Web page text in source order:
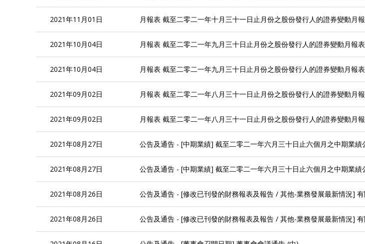
2021年11月01日 月報表 截至二零二一年十月三十一日止月份之股份發行人的證券變動月
2021年10月04日 月報表 截至二零二一年九月三十日止月份之股份發行人的證券變動月報
2021年10月04日 月報表 截至二零二一年九月三十日止月份之股份發行人的證券變動月報
2021年09月02日 月報表 截至二零二一年八月三十一日止月份之股份發行人的證券變動月
2021年09月02日 月報表 截至二零二一年八月三十一日止月份之股份發行人的證券變動月
2021年08月27日 公告及通告 - [中期業績] 截至二零二一年六月三十日止六個月之中期業績
2021年08月27日 公告及通告 - [中期業績] 截至二零二一年六月三十日止六個月之中期業績
2021年08月26日 公告及通告 - [修改已刊發的財務報表及報告 / 其他-業務發展最新情況]
2021年08月26日 公告及通告 - [修改已刊發的財務報表及報告 / 其他-業務發展最新情況]